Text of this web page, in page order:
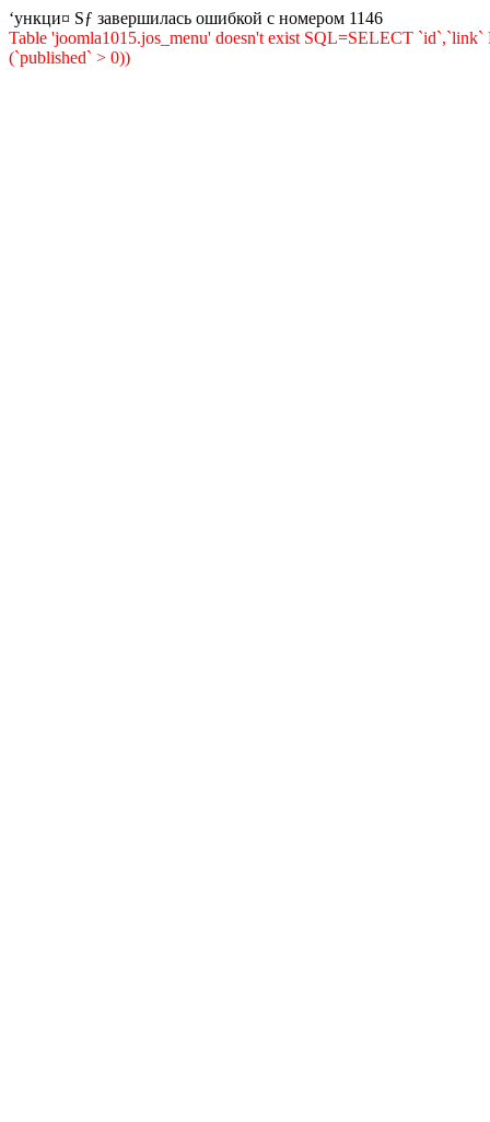
‘ункци¤ Ѕƒ завершилась ошибкой с номером 1146
Table 'joomla1015.jos_menu' doesn't exist SQL=SELECT
(`published` > 0))